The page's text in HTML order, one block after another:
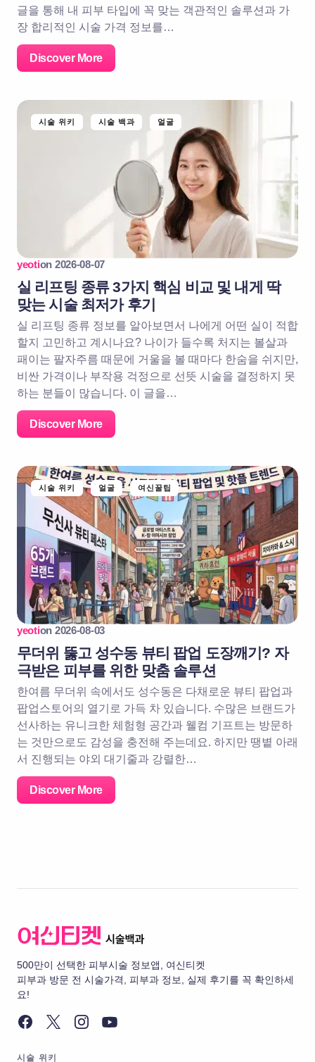
글을 통해 내 피부 타입에 꼭 맞는 객관적인 솔루션과 가
장 합리적인 시술 가격 정보를…
Discover More
시술 위키 시술 백과 얼굴
yeotion 2026-08-07
실 리프팅 종류 3가지 핵심 비교 및 내게 딱
맞는 시술 최저가 후기
실 리프팅 종류 정보를 알아보면서 나에게 어떤 실이 적합
할지 고민하고 계시나요? 나이가 들수록 처지는 볼살과
패이는 팔자주름 때문에 거울을 볼 때마다 한숨을 쉬지만,
비싼 가격이나 부작용 걱정으로 선뜻 시술을 결정하지 못
하는 분들이 많습니다. 이 글을…
Discover More
시술 위키 얼굴 여신꿀팁
yeotion 2026-08-03
무더위 뚫고 성수동 뷰티 팝업 도장깨기? 자
극받은 피부를 위한 맞춤 솔루션
한여름 무더위 속에서도 성수동은 다채로운 뷰티 팝업과
팝업스토어의 열기로 가득 차 있습니다. 수많은 브랜드가
선사하는 유니크한 체험형 공간과 웰컴 기프트는 방문하
는 것만으로도 감성을 충전해 주는데요. 하지만 땡볕 아래
서 진행되는 야외 대기줄과 강렬한…
Discover More
500만이 선택한 피부시술 정보앱, 여신티켓
피부과 방문 전 시술가격, 피부과 정보, 실제 후기를 꼭 확인하세
요!
시술 위키